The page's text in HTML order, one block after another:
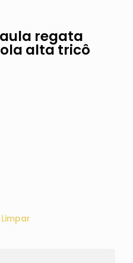
regata
alta tricô
Limpar